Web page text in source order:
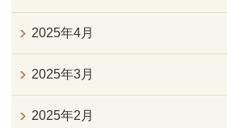
2025年4月
2025年3月
2025年2月